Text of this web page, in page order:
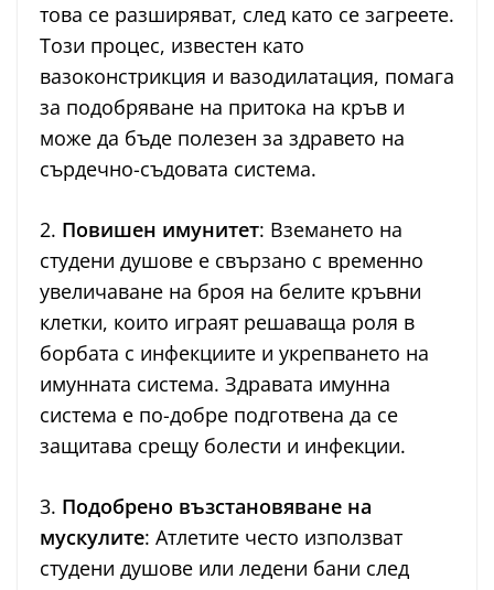
това се разширяват, след като се загреете.
Този процес, известен като
вазоконстрикция и вазодилатация, помага
за подобряване на притока на кръв и
може да бъде полезен за здравето на
сърдечно-съдовата система.
2. Повишен имунитет: Вземането на
студени душове е свързано с временно
увеличаване на броя на белите кръвни
клетки, които играят решаваща роля в
борбата с инфекциите и укрепването на
имунната система. Здравата имунна
система е по-добре подготвена да се
защитава срещу болести и инфекции.
3. Подобрено възстановяване на
мускулите: Атлетите често използват
студени душове или ледени бани след